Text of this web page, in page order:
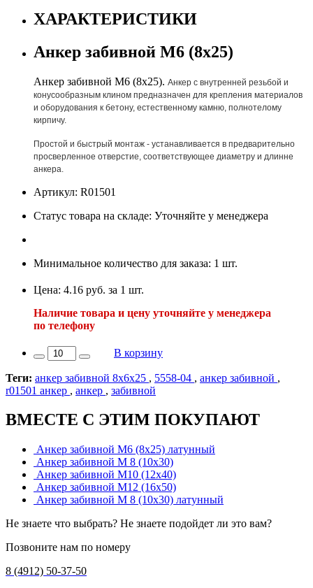
ХАРАКТЕРИСТИКИ
Анкер забивной М6 (8х25)
Анкер забивной М6 (8х25). Анкер с внутренней резьбой и
конусообразным клином предназначен для крепления материалов
и оборудования к бетону, естественному камню, полнотелому
кирпичу.
Простой и быстрый монтаж - устанавливается в предварительно
просверленное отверстие, соответствующее диаметру и длинне
анкера.
Артикул: R01501
Статус товара на складе: Уточняйте у менеджера
Минимальное количество для заказа: 1 шт.
Цена: 4.16 руб. за 1 шт.
Наличие товара и цену уточняйте у менеджера
по телефону
В корзину
Теги: анкер забивной 8х6х25 , 5558-04 , анкер забивной ,
r01501 анкер , анкер , забивной
ВМЕСТЕ С ЭТИМ ПОКУПАЮТ
Анкер забивной М6 (8х25) латунный
Анкер забивной М 8 (10х30)
Анкер забивной М10 (12х40)
Анкер забивной М12 (16х50)
Анкер забивной М 8 (10х30) латунный
Не знаете что выбрать? Не знаете подойдет ли это вам?
Позвоните нам по номеру
8 (4912) 50-37-50